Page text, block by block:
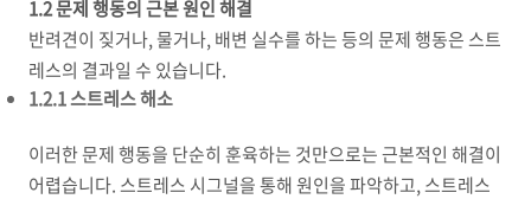
1.2 문제 행동의 근본 원인 해결
반려견이 짖거나, 물거나, 배변 실수를 하는 등의 문제 행동은 스트
레스의 결과일 수 있습니다.
1.2.1 스트레스 해소
이러한 문제 행동을 단순히 훈육하는 것만으로는 근본적인 해결이
어렵습니다. 스트레스 시그널을 통해 원인을 파악하고, 스트레스